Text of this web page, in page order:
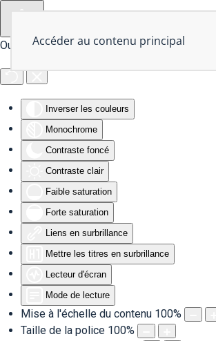
Outils d'accessibilité
Inverser les couleurs
Monochrome
Contraste foncé
Contraste clair
Faible saturation
Forte saturation
Liens en surbrillance
Mettre les titres en surbrillance
Lecteur d'écran
Mode de lecture
Mise à l'échelle du contenu 100%
Taille de la police 100%
Accéder au contenu principal